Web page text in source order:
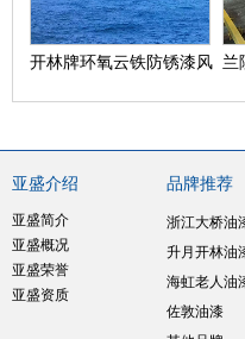
开林牌环氧云铁防锈漆风 兰
亚盛介绍
亚盛简介
亚盛概况
亚盛荣誉
亚盛资质
品牌推荐
浙江大桥油
升月开林油
海虹老人油
佐敦油漆